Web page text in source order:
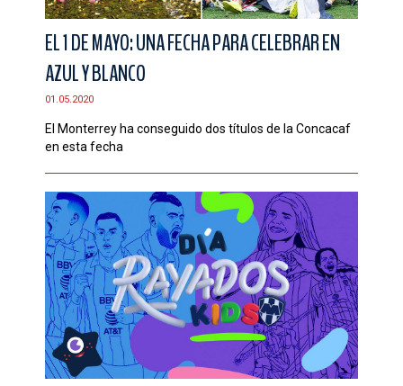
ESTADIO
PRENSA
CONTACTO
EL 1 DE MAYO: UNA FECHA PARA CELEBRAR EN
AZUL Y BLANCO
01.05.2020
El Monterrey ha conseguido dos títulos de la Concacaf
en esta fecha